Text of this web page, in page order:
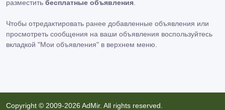
разместить бесплатные объявления
Чтобы отредактировать ранее добавленные объявления или
просмотреть сообщения на ваши объявления воспользуйтесь
вкладкой "Мои объявления" в верхнем меню.
Copyright © 2009-2026 AdMir. All rights reserved.